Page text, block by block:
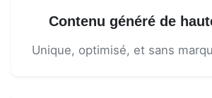
Contenu généré de
Unique, optimisé, et sans